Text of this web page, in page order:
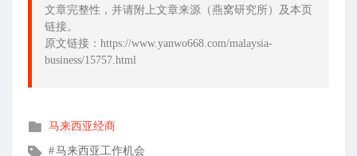
文章完整性，并请附上文章来源（燕窝研究所）及本页
链接。
原文链接：https://www.yanwo668.com/malaysia-
business/15757.html
发
马来西亚经商
文马来西亚工作机会